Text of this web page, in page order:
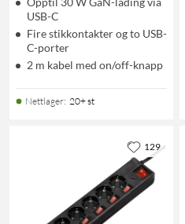
USB-C
Fire stikkontakter og to USB-
C-porter
2 m kabel med on/off-knapp
Nettlager: 20+ st
129